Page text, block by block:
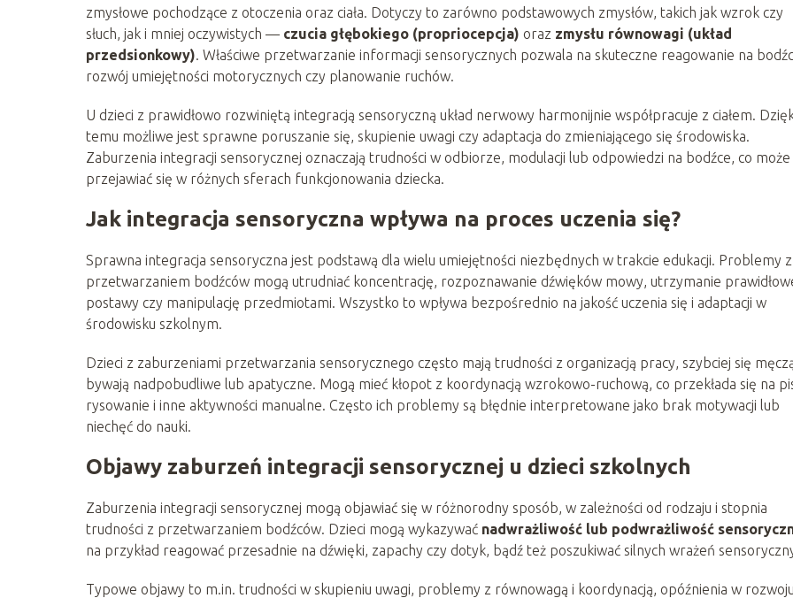
zmysłowe pochodzące z otoczenia oraz ciała. Dotyczy to zarówno podstawowych zmysłów, takich jak wzrok czy
słuch, jak i mniej oczywistych — czucia głębokiego (propriocepcja) oraz zmysłu równowagi (układ
przedsionkowy). Właściwe przetwarzanie informacji sensorycznych pozwala na skuteczne reagowanie na
rozwój umiejętności motorycznych czy planowanie ruchów.
U dzieci z prawidłowo rozwiniętą integracją sensoryczną układ nerwowy harmonijnie współpracuje z ciałem.
temu możliwe jest sprawne poruszanie się, skupienie uwagi czy adaptacja do zmieniającego się środowiska.
Zaburzenia integracji sensorycznej oznaczają trudności w odbiorze, modulacji lub odpowiedzi na bodźce, co może
przejawiać się w różnych sferach funkcjonowania dziecka.
Jak integracja sensoryczna wpływa na proces uczenia się?
Sprawna integracja sensoryczna jest podstawą dla wielu umiejętności niezbędnych w trakcie edukacji. Problemy z
przetwarzaniem bodźców mogą utrudniać koncentrację, rozpoznawanie dźwięków mowy, utrzymanie
postawy czy manipulację przedmiotami. Wszystko to wpływa bezpośrednio na jakość uczenia się i adaptacji w
środowisku szkolnym.
Dzieci z zaburzeniami przetwarzania sensorycznego często mają trudności z organizacją pracy, szybciej się
bywają nadpobudliwe lub apatyczne. Mogą mieć kłopot z koordynacją wzrokowo-ruchową, co przekłada się na
rysowanie i inne aktywności manualne. Często ich problemy są błędnie interpretowane jako brak motywacji lub
niechęć do nauki.
Objawy zaburzeń integracji sensorycznej u dzieci szkolnych
Zaburzenia integracji sensorycznej mogą objawiać się w różnorodny sposób, w zależności od rodzaju i stopnia
trudności z przetwarzaniem bodźców. Dzieci mogą wykazywać nadwrażliwość lub podwrażliwość
na przykład reagować przesadnie na dźwięki, zapachy czy dotyk, bądź też poszukiwać silnych wrażeń
Typowe objawy to m.in. trudności w skupieniu uwagi, problemy z równowagą i koordynacją, opóźnienia w rozwoju